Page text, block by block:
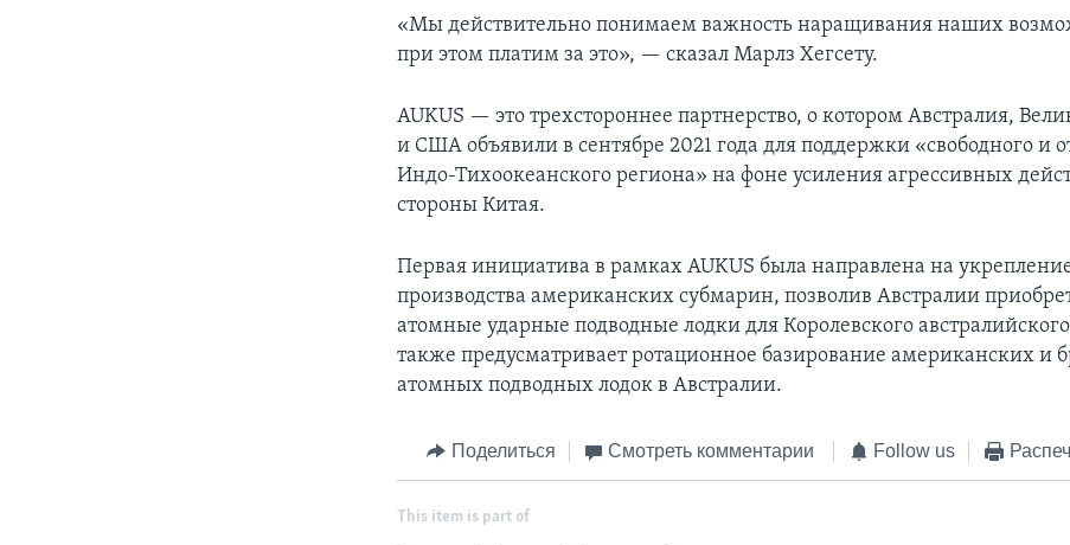
«Мы действительно понимаем важность наращивания наших
при этом платим за это», — сказал Марлз Хегсету.
AUKUS — это трехстороннее партнерство, о котором Австралия,
и США объявили в сентябре 2021 года для поддержки «свободного и
Индо-Тихоокеанского региона» на фоне усиления агрессивных
стороны Китая.
Первая инициатива в рамках AUKUS была направлена на
производства американских субмарин, позволив Австралии
атомные ударные подводные лодки для Королевского
также предусматривает ротационное базирование американских и
атомных подводных лодок в Австралии.
Поделиться Смотреть комментарии Follow us
This item is part of